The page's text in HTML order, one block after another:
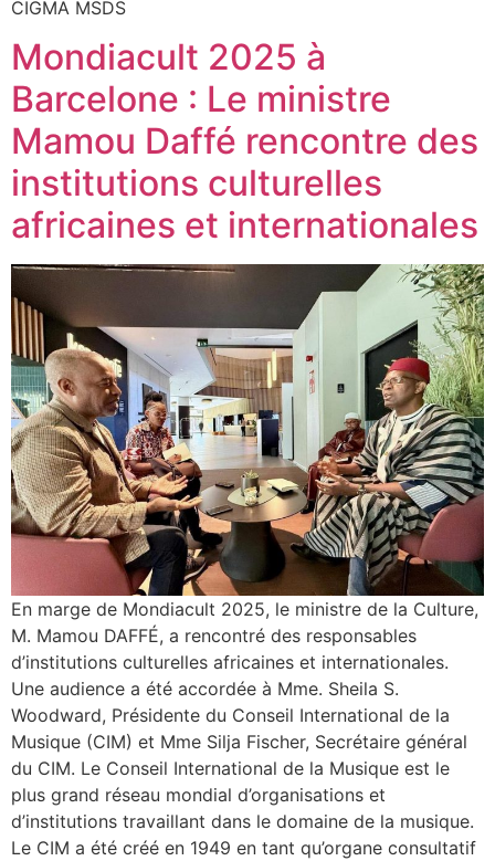
CIGMA MSDS
Mondiacult 2025 à
Barcelone : Le ministre
Mamou Daffé rencontre des
institutions culturelles
africaines et internationales
En marge de Mondiacult 2025, le ministre de la Culture,
M. Mamou DAFFÉ, a rencontré des responsables
d’institutions culturelles africaines et internationales.
Une audience a été accordée à Mme. Sheila S.
Woodward, Présidente du Conseil International de la
Musique (CIM) et Mme Silja Fischer, Secrétaire général
du CIM. Le Conseil International de la Musique est le
plus grand réseau mondial d’organisations et
d’institutions travaillant dans le domaine de la musique.
Le CIM a été créé en 1949 en tant qu’organe consultatif